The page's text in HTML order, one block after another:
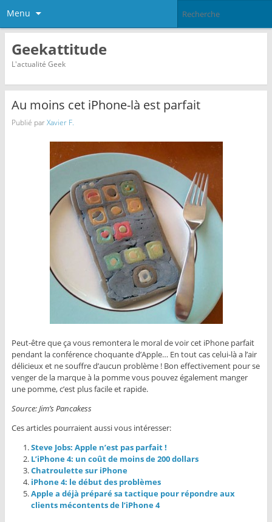
Menu
Geekattitude
L'actualité Geek
Au moins cet iPhone-là est parfait
Publié parXavier F.
Peut-être que ça vous remontera le moral de voir cet iPhone parfait
pendant la conférence choquante d’Apple… En tout cas celui-là a l’air
délicieux et ne souffre d’aucun problème ! Bon effectivement pour se
venger de la marque à la pomme vous pouvez également manger
une pomme, c’est plus facile et rapide.
Source:Jim’s Pancakess
Ces articles pourraient aussi vous intéresser:
Steve Jobs: Apple n’est pas parfait !
L’iPhone 4: un coût de moins de 200 dollars
Chatroulette sur iPhone
iPhone 4: le début des problèmes
Apple a déjà préparé sa tactique pour répondre aux
clients mécontents de l’iPhone 4